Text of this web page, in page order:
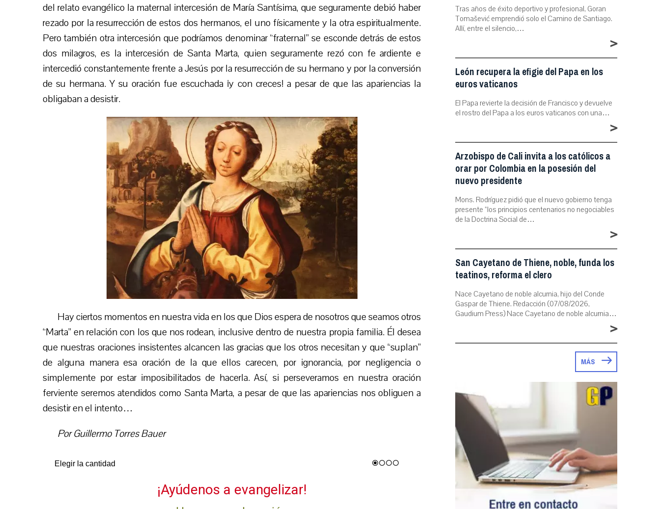
del relato evangélico la maternal intercesión de María Santísima, que seguramente debió haber
rezado por la resurrección de estos dos hermanos, el uno físicamente y la otra espiritualmente.
Pero también otra intercesión que podríamos denominar “fraternal” se esconde detrás de estos
dos milagros, es la intercesión de Santa Marta, quien seguramente rezó con fe ardiente e
intercedió constantemente frente a Jesús por la resurrección de su hermano y por la conversión
de su hermana. Y su oración fue escuchada ¡y con creces! a pesar de que las apariencias la
obligaban a desistir.
Hay ciertos momentos en nuestra vida en los que Dios espera de nosotros que seamos otros
“Marta” en relación con los que nos rodean, inclusive dentro de nuestra propia familia. Él desea
que nuestras oraciones insistentes alcancen las gracias que los otros necesitan y que “suplan”
de alguna manera esa oración de la que ellos carecen, por ignorancia, por negligencia o
simplemente por estar imposibilitados de hacerla. Así, si perseveramos en nuestra oración
ferviente seremos atendidos como Santa Marta, a pesar de que las apariencias nos obliguen a
desistir en el intento…
Por Guillermo Torres Bauer
Tras años de éxito deportivo y profesional, Goran
Tomašević emprendió solo el Camino de Santiago.
Allí, entre el silencio,…
>
León recupera la efigie del Papa en los
euros vaticanos
El Papa revierte la decisión de Francisco y devuelve
el rostro del Papa a los euros vaticanos con una…
>
Arzobispo de Cali invita a los católicos a
orar por Colombia en la posesión del
nuevo presidente
Mons. Rodríguez pidió que el nuevo gobierno tenga
presente “los principios centenarios no negociables
de la Doctrina Social de…
>
San Cayetano de Thiene, noble, funda los
teatinos, reforma el clero
Nace Cayetano de noble alcurnia, hijo del Conde
Gaspar de Thiene. Redacción (07/08/2026,
Gaudium Press) Nace Cayetano de noble alcurnia…
>
MÁS